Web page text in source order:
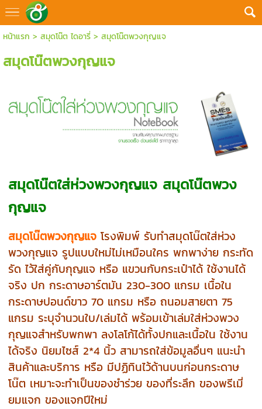
หน้าแรก > สมุดโน๊ต ไดอารี่> สมุดโน๊ตพวงกุญแจ
สมุดโน๊ตพวงกุญแจ
สมุดโน๊ตใส่ห่วงพวงกุญแจ สมุดโน๊ตพวง
กุญแจ
สมุดโน๊ตพวงกุญแจ โรงพิมพ์ รับทำสมุดโน๊ตใส่ห่วง
พวงกุญแจ รูปแบบใหม่ไม่เหมือนใคร พกพาง่าย กระทัด
รัด ไว้ใส่คู่กับกุญแจ หรือ แขวนกับกระเป๋าได้ ใช้งานได้
จริง ปก กระดาษอาร์ตมัน 230-300 แกรม เนื้อใน
กระดาษปอนด์ขาว 70 แกรม หรือ ถนอมสายตา 75
แกรม ระบุจำนวนใบ/เล่มได้ พร้อมเข้าเล่มใส่ห่วงพวง
กุญแจสำหรับพกพา ลงโลโก้ได้ทั้งปกและเนื้อใน ใช้งาน
ได้จริง นิยมไซส์ 2*4 นิ้ว สามารถใส่ข้อมูลอื่นๆ แนะนำ
สินค้าและบริการ หรือ มีปฏิทินไว้ด้านบนก่อนกระดาษ
โน๊ต เหมาะจะทำเป็นของชำร่วย ของที่ระลึก ของพรีเมี่
ยมแจก ของแจกปีใหม่